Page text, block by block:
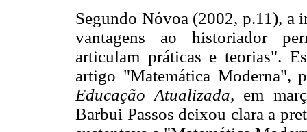
Segundo Nóvoa (2002, p.11), a
vantagens ao historiador
articulam práticas e teorias".
artigo "Matemática Moderna",
Educação Atualizada, em
Barbui Passos deixou clara a